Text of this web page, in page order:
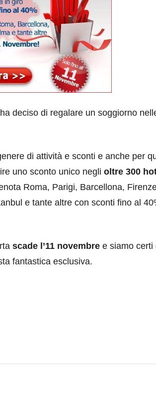
ha deciso di regalare un soggiorno
di attività e sconti e anche per
uno sconto unico negli oltre 300
Roma, Parigi, Barcellona,
e tante altre con sconti fino al
scade l’11 novembre e siamo certi
fantastica esclusiva.